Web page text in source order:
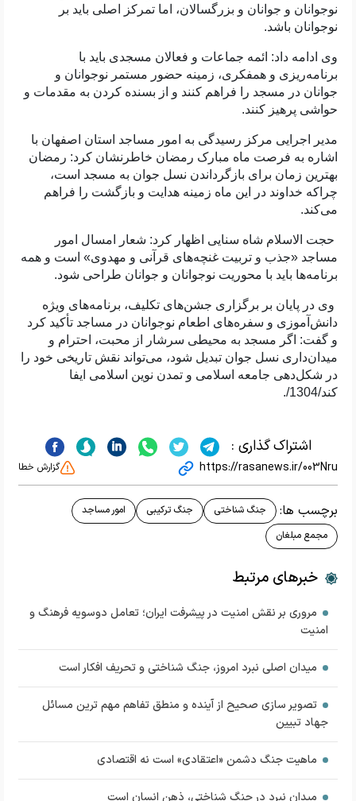
نوجوانان و جوانان و بزرگسالان، اما تمرکز اصلی باید بر
نوجوانان باشد.
وی ادامه داد: ائمه جماعات و فعالان مسجدی باید با
برنامه‌ریزی و همفکری، زمینه حضور مستمر نوجوانان و
جوانان در مسجد را فراهم کنند و از بسنده کردن به مقدمات و
حواشی پرهیز کنند.
مدیر اجرایی مرکز رسیدگی به امور مساجد استان اصفهان با
اشاره به فرصت ماه مبارک رمضان خاطرنشان کرد: رمضان
بهترین زمان برای بازگرداندن نسل جوان به مسجد است،
چراکه خداوند در این ماه زمینه هدایت و بازگشت را فراهم
می‌کند.
حجت الاسلام شاه سنایی اظهار کرد: شعار امسال امور
مساجد «جذب و تربیت غنچه‌های قرآنی و مهدوی» است و همه
برنامه‌ها باید با محوریت نوجوانان و جوانان طراحی شود.
وی در پایان بر برگزاری جشن‌های تکلیف، برنامه‌های ویژه
دانش‌آموزی و سفره‌های اطعام نوجوانان در مساجد تأکید کرد
و گفت: اگر مسجد به محیطی سرشار از محبت، احترام و
میدان‌داری نسل جوان تبدیل شود، می‌تواند نقش تاریخی خود را
در شکل‌دهی جامعه اسلامی و تمدن نوین اسلامی ایفا
کند./1304/
اشتراک گذاری :
https://rasanews.ir/003Nru گزارش خطا
برچسب ها: جنگ شناختی جنگ ترکیبی
امور مساجد
مجمع مبلغان
خبرهای مرتبط
مروری بر نقش امنیت در پیشرفت ایران؛ تعامل دوسویه فرهنگ و‌‌
امنیت
میدان اصلی نبرد امروز، جنگ شناختی و تحریف افکار است
تصویر سازی صحیح از آینده و منطق تفاهم مهم ترین مسائل
جهاد تبیین
ماهیت جنگ دشمن «اعتقادی» است نه اقتصادی
میدان نبرد در جنگ شناختی، ذهن انسان است